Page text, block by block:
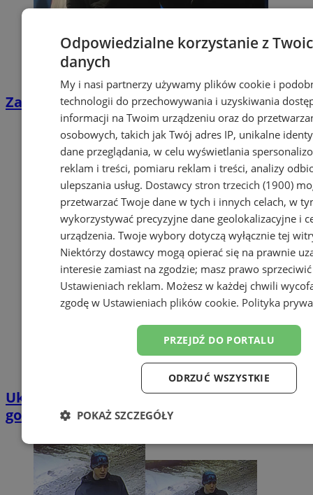
Zatrzymany za kradzieże katalizatorów
Ukradł kosmetyki w drogerii - rozpoznajesz
go?
Odpowiedzialne korzystanie z
danych
My i nasi partnerzy używamy plików cookie i
technologii do przechowywania i uzyskiwania
informacji na Twoim urządzeniu oraz do
osobowych, takich jak Twój adres IP, unikalne
dane przeglądania, w celu wyświetlania
reklam i treści, pomiaru reklam i treści, analizy
ulepszania usług. Dostawcy stron trzecich (1900)
przetwarzać Twoje dane w tych i innych celach, w
wykorzystywać precyzyjne dane geolokalizacyjne i
urządzenia. Twoje wybory dotyczą wyłącznie tej
Niektórzy dostawcy mogą opierać się na prawnie
interesie zamiast na zgodzie; masz prawo
Ustawieniach reklam. Możesz w każdej chwili
zgodę w Ustawieniach plików cookie. Polityka
PRZEJDŹ DO PORTALU
ODRZUĆ WSZYSTKIE
POKAŻ SZCZEGÓŁY
Niezbędne Wydajność Targetowanie